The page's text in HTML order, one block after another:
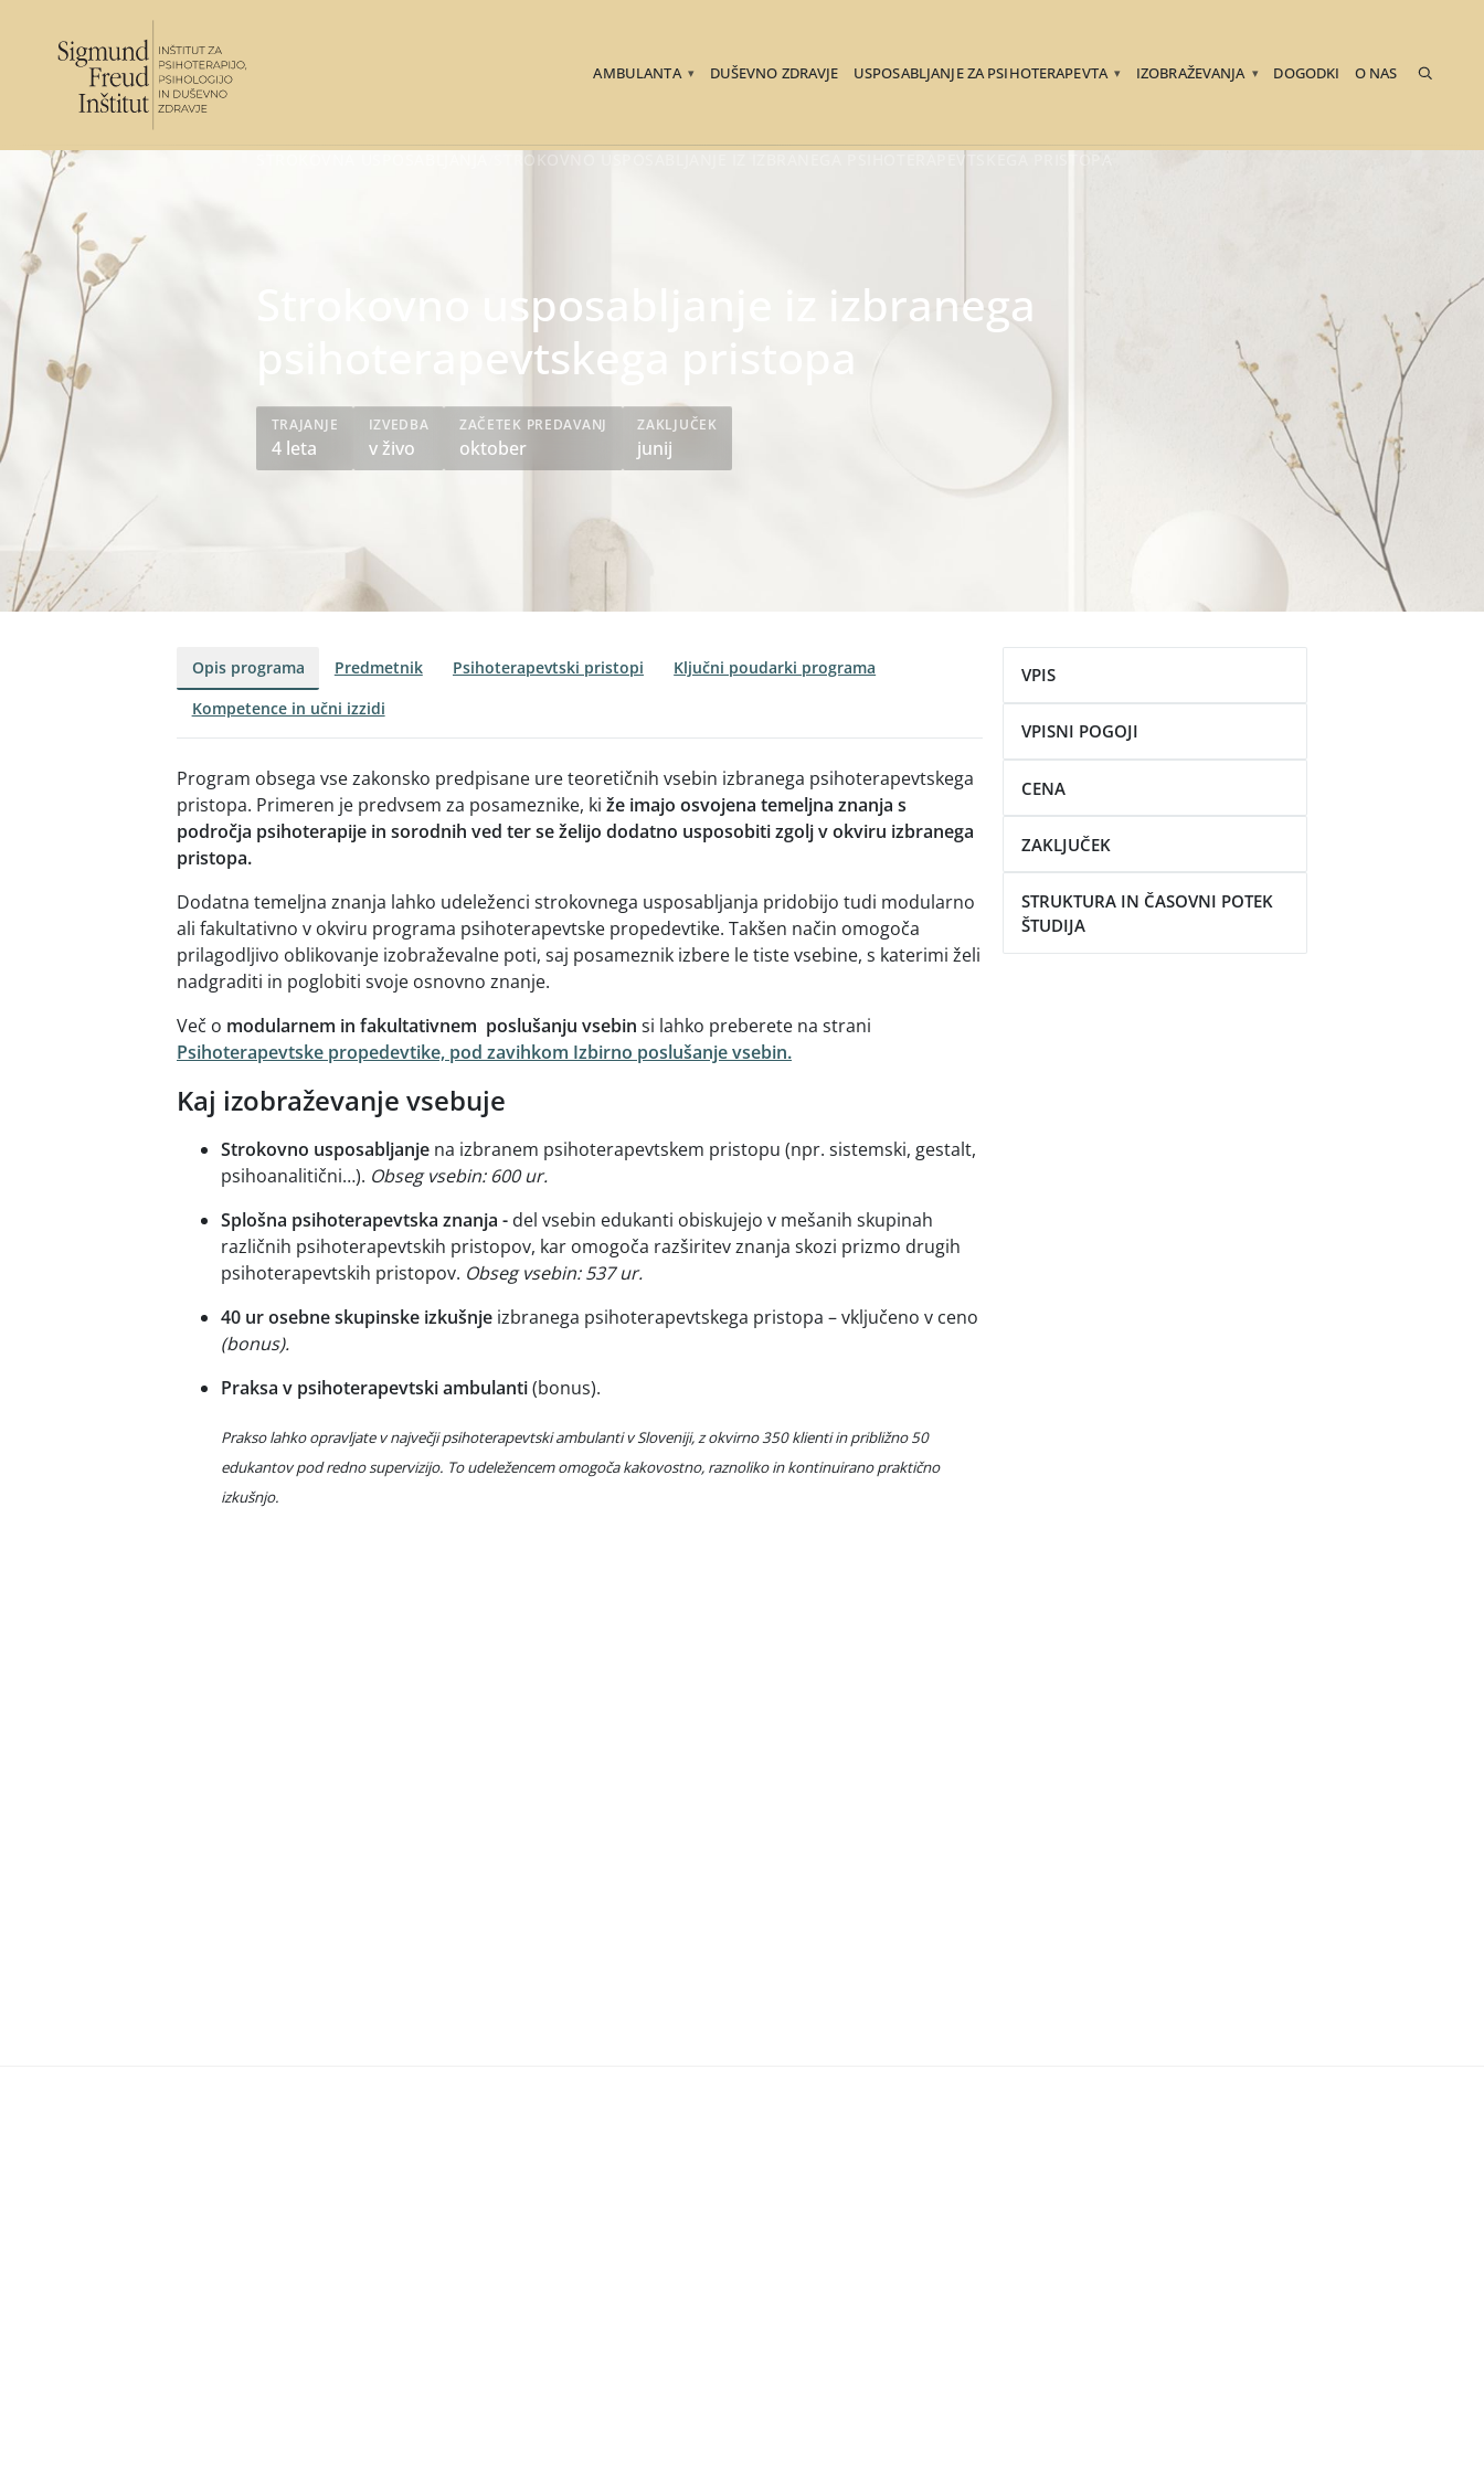
AMBULANTA ▾ DUŠEVNO ZDRAVJE USPOSABLJANJE ZA PSIHOTERAPEVTA ▾ IZOBRAŽEVANJA ▾ DOGODKI O NAS
Strokovno usposabljanje iz izbranega
psihoterapevtskega pristopa
TRAJANJE
4 leta
IZVEDBA
v živo
ZAČETEK PREDAVANJ
oktober
ZAKLJUČEK
junij
Opis programa Predmetnik Psihoterapevtski pristopi
Ključni poudarki programa
Kompetence in učni izzidi
Program obsega vse zakonsko predpisane ure teoretičnih vsebin izbranega psihoterapevtskega
pristopa. Primeren je predvsem za posameznike, ki že imajo osvojena temeljna znanja s
področja psihoterapije in sorodnih ved ter se želijo dodatno usposobiti zgolj v okviru izbranega
pristopa.
Dodatna temeljna znanja lahko udeleženci strokovnega usposabljanja pridobijo tudi modularno
ali fakultativno v okviru programa psihoterapevtske propedevtike. Takšen način omogoča
prilagodljivo oblikovanje izobraževalne poti, saj posameznik izbere le tiste vsebine, s katerimi želi
nadgraditi in poglobiti svoje osnovno znanje.
Več o modularnem in fakultativnem poslušanju vsebin si lahko preberete na strani
Psihoterapevtske propedevtike, pod zavihkom Izbirno poslušanje vsebin.
Kaj izobraževanje vsebuje
Strokovno usposabljanje na izbranem psihoterapevtskem pristopu (npr. sistemski, gestalt,
psihoanalitični…). Obseg vsebin: 600 ur.
Splošna psihoterapevtska znanja - del vsebin edukanti obiskujejo v mešanih skupinah
različnih psihoterapevtskih pristopov, kar omogoča razširitev znanja skozi prizmo drugih
psihoterapevtskih pristopov. Obseg vsebin: 537 ur.
40 ur osebne skupinske izkušnje izbranega psihoterapevtskega pristopa – vključeno v ceno
(bonus).
Praksa v psihoterapevtski ambulanti(bonus).
Prakso lahko opravljate v največji psihoterapevtski ambulanti v Sloveniji, z okvirno 350 klienti in približno 50
edukantov pod redno supervizijo. To udeležencem omogoča kakovostno, raznoliko in kontinuirano praktično
izkušnjo.
VPIS
VPISNI POGOJI
CENA
ZAKLJUČEK
STRUKTURA IN ČASOVNI POTEK
ŠTUDIJA